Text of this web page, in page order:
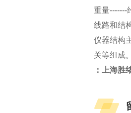
重量-------
线路和结
仪器结构
关等组成。
：上海胜